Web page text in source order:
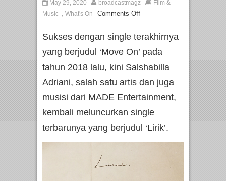
May 29, 2020 broadcastmagz
Film &
Music , What's On Comments Off
Sukses dengan single terakhirnya
yang berjudul ‘Move On’ pada
tahun 2018 lalu, kini Salshabilla
Adriani, salah satu artis dan juga
musisi dari MADE Entertainment,
kembali meluncurkan single
terbarunya yang berjudul ‘Lirik’.